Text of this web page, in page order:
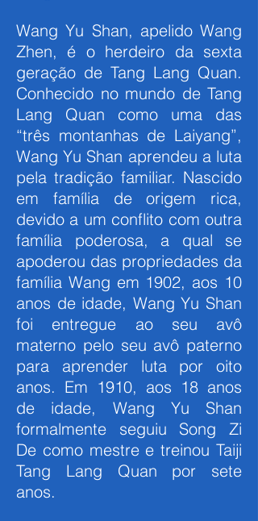
Wang Yu Shan, apelido Wang
Zhen, é o herdeiro da sexta
geração de Tang Lang Quan.
Conhecido no mundo de Tang
Lang Quan como uma das
“três montanhas de Laiyang”,
Wang Yu Shan aprendeu a luta
pela tradição familiar. Nascido
em família de origem rica,
devido a um conflito com outra
família poderosa, a qual se
apoderou das propriedades da
família Wang em 1902, aos 10
anos de idade, Wang Yu Shan
foi entregue ao seu avô
materno pelo seu avô paterno
para aprender luta por oito
anos. Em 1910, aos 18 anos
de idade, Wang Yu Shan
formalmente seguiu Song Zi
De como mestre e treinou Taiji
Tang Lang Quan por sete
anos.